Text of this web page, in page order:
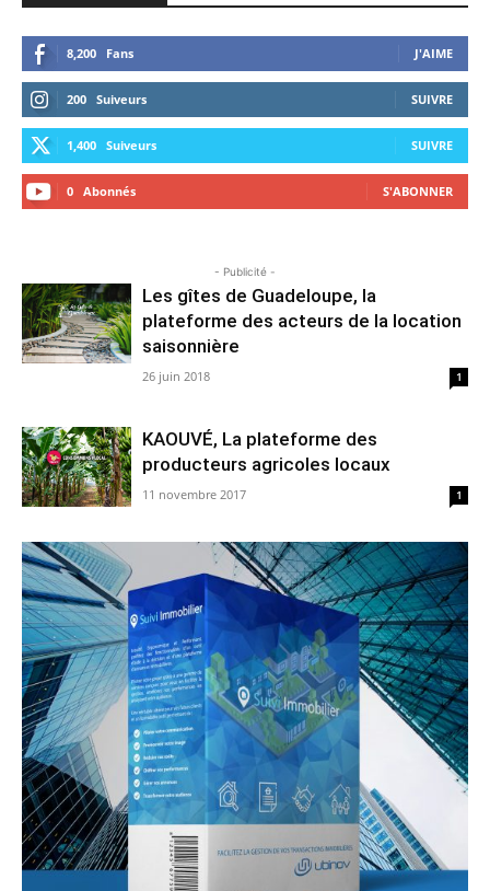
8,200 Fans J'AIME
200 Suiveurs SUIVRE
1,400 Suiveurs SUIVRE
0 Abonnés S'ABONNER
- Publicité -
Les gîtes de Guadeloupe, la
plateforme des acteurs de la location
saisonnière
26 juin 2018 1
KAOUVÉ, La plateforme des
producteurs agricoles locaux
11 novembre 2017 1